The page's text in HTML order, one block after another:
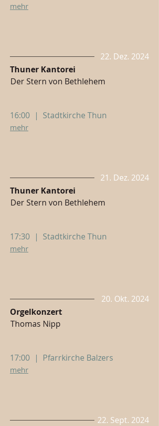
mehr
22. Dez. 2024
Thuner Kantorei
Der Stern von Bethlehem
16:00 | Stadtkirche Thun
mehr
21. Dez. 2024
Thuner Kantorei
Der Stern von Bethlehem
17:30 | Stadtkirche Thun
mehr
20. Okt. 2024
Orgelkonzert
Thomas Nipp
17:00 | Pfarrkirche Balzers
mehr
22. Sept. 2024